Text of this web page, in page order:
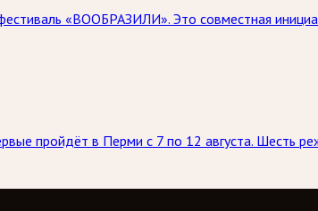
«ВООБРАЗИЛИ». Это совместная
пройдёт в Перми с 7 по 12 августа. Шесть